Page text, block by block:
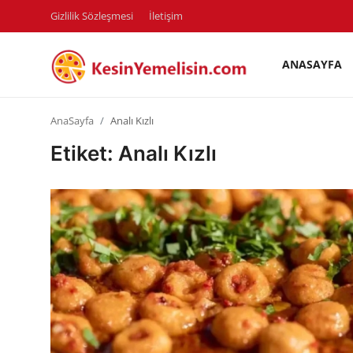
Gizlilik Sözleşmesi İletişim
ANASAYFA
Diyet & Sağlıklı Beslenme
İletişim
Şehirler
Helal Gıda & Dini Hükümler
Gıda Güvenliği & Bilimi
AnaSayfa Analı Kızlı
Etiket: Analı Kızlı